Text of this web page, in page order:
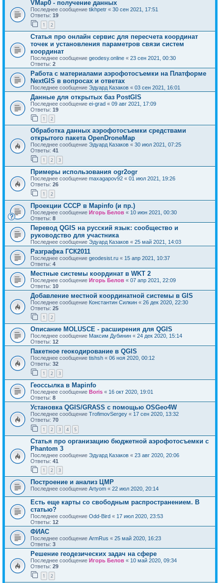
VMap0 - получение данных
Последнее сообщение tikhpetr « 30 сен 2021, 17:51
Ответы: 19
1 2
Статья про онлайн сервис для пересчета координат
точек и установления параметров связи систем
координат
Последнее сообщение geodesy.online « 23 сен 2021, 00:30
Ответы: 2
Работа с материалами аэрофотосъемки на Платформе
NextGIS в вопросах и ответах
Последнее сообщение Эдуард Казаков « 03 сен 2021, 16:01
Данные для открытых баз PostGIS
Последнее сообщение ei-grad « 09 авг 2021, 17:09
Ответы: 19
1 2
Обработка данных аэрофотосъемки средствами
открытого пакета OpenDroneMap
Последнее сообщение Эдуард Казаков « 30 июл 2021, 07:25
Ответы: 41
1 2 3
Примеры использования ogr2ogr
Последнее сообщение maxagapov92 « 01 июл 2021, 19:26
Ответы: 26
1 2
Проекции СССР в Mapinfo (и пр.)
Последнее сообщение Игорь Белов « 10 июн 2021, 00:30
Ответы: 8
Перевод QGIS на русский язык: сообщество и
руководство для участника
Последнее сообщение Эдуард Казаков « 25 май 2021, 14:03
Разграфка ГСК2011
Последнее сообщение geodesist.ru « 15 апр 2021, 10:37
Ответы: 4
Местные системы координат в WKT 2
Последнее сообщение Игорь Белов « 07 апр 2021, 22:09
Ответы: 10
Добавление местной координатной системы в GIS
Последнее сообщение Константин Силкин « 26 дек 2020, 22:30
Ответы: 25
1 2
Описание MOLUSCE - расширения для QGIS
Последнее сообщение Максим Дубинин « 24 дек 2020, 15:14
Ответы: 12
Пакетное геокодирование в QGIS
Последнее сообщение tishsh « 06 ноя 2020, 00:12
Ответы: 32
1 2 3
Геоссылка в Mapinfo
Последнее сообщение Boris « 16 окт 2020, 19:01
Ответы: 8
Установка QGIS/GRASS с помощью OSGeo4W
Последнее сообщение TrofimovSergey « 17 сен 2020, 13:32
Ответы: 70
1 2 3 4 5
Статья про организацию бюджетной аэрофотосъемки с
Phantom 3
Последнее сообщение Эдуард Казаков « 23 авг 2020, 20:06
Ответы: 41
1 2 3
Построение и анализ ЦМР
Последнее сообщение Artyom « 22 июл 2020, 20:14
Есть еще карты со свободным распространением. В
статью?
Последнее сообщение Odd-Bird « 17 июл 2020, 23:53
Ответы: 12
ФИАС
Последнее сообщение ArmRus « 25 май 2020, 16:23
Ответы: 3
Решение геодезических задач на сфере
Последнее сообщение Игорь Белов « 10 май 2020, 09:34
Ответы: 29
1 2